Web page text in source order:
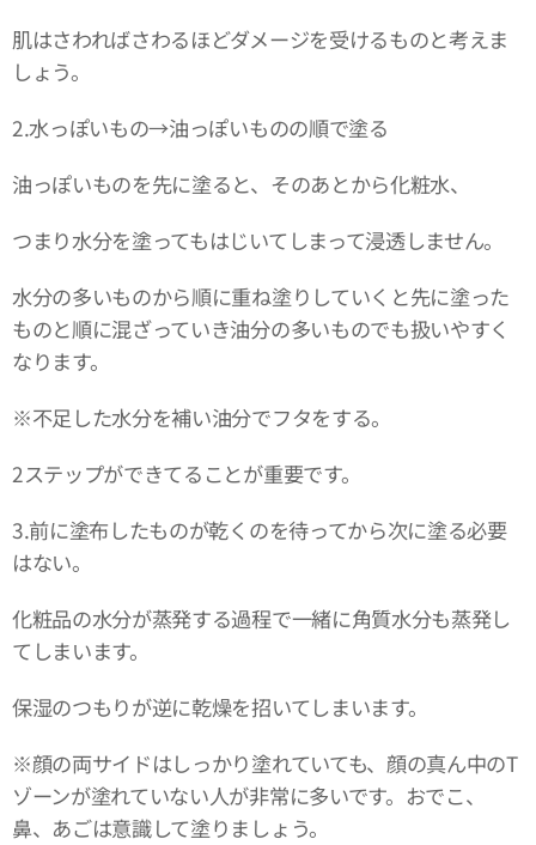
肌はさわればさわるほどダメージを受けるものと考えま
しょう。
2.水っぽいもの→油っぽいものの順で塗る
油っぽいものを先に塗ると、そのあとから化粧水、
つまり水分を塗ってもはじいてしまって浸透しません。
水分の多いものから順に重ね塗りしていくと先に塗った
ものと順に混ざっていき油分の多いものでも扱いやすく
なります。
※不足した水分を補い油分でフタをする。
2ステップができてることが重要です。
3.前に塗布したものが乾くのを待ってから次に塗る必要
はない。
化粧品の水分が蒸発する過程で一緒に角質水分も蒸発し
てしまいます。
保湿のつもりが逆に乾燥を招いてしまいます。
※顔の両サイドはしっかり塗れていても、顔の真ん中のT
ゾーンが塗れていない人が非常に多いです。おでこ、
鼻、あごは意識して塗りましょう。